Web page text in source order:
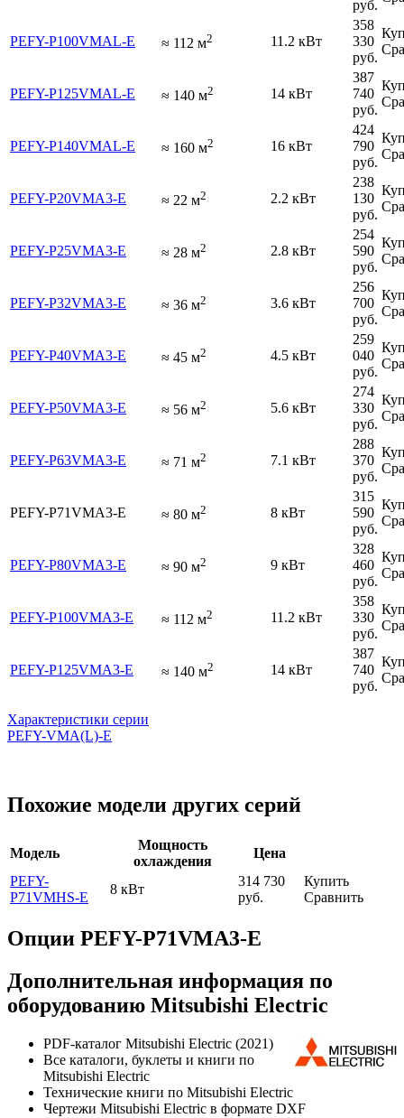
руб.
PEFY-P100VMAL-E ≈ 112 м2 11.2 кВт
358
330
руб.
PEFY-P125VMAL-E ≈ 140 м2 14 кВт
387
740
руб.
PEFY-P140VMAL-E ≈ 160 м2 16 кВт
424
790
руб.
PEFY-P20VMA3-E ≈ 22 м2 2.2 кВт
238
130
руб.
PEFY-P25VMA3-E ≈ 28 м2 2.8 кВт
254
590
руб.
PEFY-P32VMA3-E ≈ 36 м2 3.6 кВт
256
700
руб.
PEFY-P40VMA3-E ≈ 45 м2 4.5 кВт
259
040
руб.
PEFY-P50VMA3-E ≈ 56 м2 5.6 кВт
274
330
руб.
PEFY-P63VMA3-E ≈ 71 м2 7.1 кВт
288
370
руб.
PEFY-P71VMA3-E ≈ 80 м2 8 кВт
315
590
руб.
PEFY-P80VMA3-E ≈ 90 м2 9 кВт
328
460
руб.
PEFY-P100VMA3-E ≈ 112 м2 11.2 кВт
358
330
руб.
PEFY-P125VMA3-E ≈ 140 м2 14 кВт
387
740
руб.
Характеристики серии
PEFY-VMA(L)-E
Похожие модели других серий
Модель
Мощность
охлаждения
Цена
PEFY-
P71VMHS-E
8 кВт
314 730
руб.
Купить
Сравнить
Опции PEFY-P71VMA3-E
Дополнительная информация по
оборудованию Mitsubishi Electric
PDF-каталог Mitsubishi Electric (2021)
Все каталоги, буклеты и книги по
Mitsubishi Electric
Технические книги по Mitsubishi Electric
Чертежи Mitsubishi Electric в формате DXF